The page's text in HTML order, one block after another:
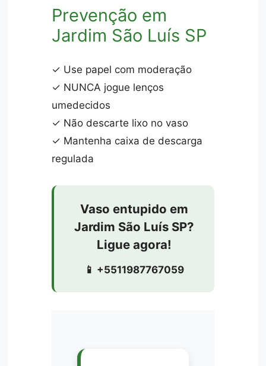
Prevenção em
Jardim São Luís SP
✓ Use papel com moderação
✓ NUNCA jogue lenços
umedecidos
✓ Não descarte lixo no vaso
✓ Mantenha caixa de descarga
regulada
Vaso entupido em
Jardim São Luís SP?
Ligue agora!
📱 +5511987767059